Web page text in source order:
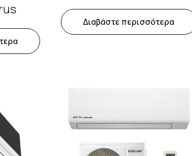
Διαβάστε περισσότερα